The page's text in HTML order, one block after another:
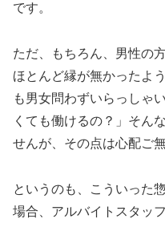
です。
ただ、もちろん、男性の
ほとんど縁が無かったよ
も男女問わずいらっしゃ
くても働けるの？」そん
せんが、その点は心配ご無
というのも、こういった
場合、アルバイトスタッ